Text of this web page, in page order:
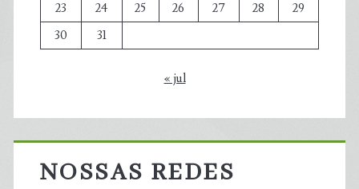
23
24 25 26 27 28
29
30
31
« jul
NOSSAS REDES